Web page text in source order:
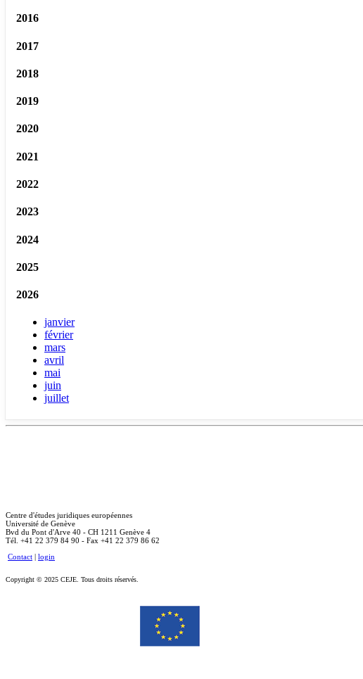
2016
2017
2018
2019
2020
2021
2022
2023
2024
2025
2026
janvier
février
mars
avril
mai
juin
juillet
Centre d'études juridiques européennes
Université de Genève
Bvd du Pont d'Arve 40 - CH 1211 Genève 4
Tél. +41 22 379 84 90 - Fax +41 22 379 86 62
Contact
login
Copyright © 2025 CEJE. Tous droits réservés.